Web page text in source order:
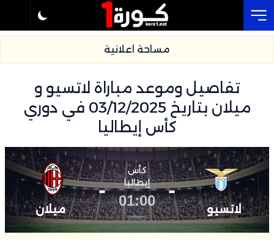
مساحة اعلانية
تفاصيل وموعد مباراة لاتسيو و
ميلان بتاريخ 03/12/2025 في دوري
كأس إيطاليا
لاتسيو
-
كأس
إيطاليا
01:00
-
ميلان